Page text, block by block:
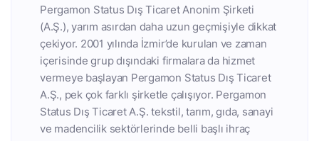
Pergamon Status Dış Ticaret Anonim Şirketi
(A.Ş.), yarım asırdan daha uzun geçmişiyle dikkat
çekiyor. 2001 yılında İzmir’de kurulan ve zaman
içerisinde grup dışındaki firmalara da hizmet
vermeye başlayan Pergamon Status Dış Ticaret
A.Ş., pek çok farklı şirketle çalışıyor. Pergamon
Status Dış Ticaret A.Ş. tekstil, tarım, gıda, sanayi
ve madencilik sektörlerinde belli başlı ihraç